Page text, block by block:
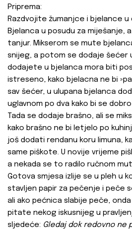
Priprema:
Razdvojite žumanjce i bjelance u
Bjelanca u posudu za miješanje,
tanjur. Mikserom se mute
snijeg, a potom se dodaje šećer
dodajete u bjelanca mora biti
istreseno, kako bjelacna ne bi
sav šećer, u ulupana bjelanca
uglavnom po dva kako bi se
Tada se dodaje brašno, ali se
kako brašno ne bi letjelo po
još dodati rendanu koru limuna,
same piškote. U novije vrijeme
a nekada se to radilo ručnom
Gotova smjesa izlije se u pleh u
stavljen papir za pečenje i peče
ali ako pećnica slabije peče, onda
pitate nekog iskusnijeg u
sljedeće: Gledaj dok redovno ne